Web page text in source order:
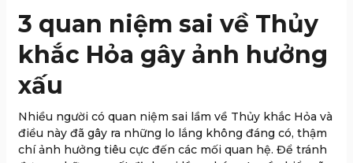
3 quan niệm sai về Thủy
khắc Hỏa gây ảnh hưởng
xấu
Nhiều người có quan niệm sai lầm về Thủy khắc Hỏa và
điều này đã gây ra những lo lắng không đáng có, thậm
chí ảnh hưởng tiêu cực đến các mối quan hệ. Để tránh